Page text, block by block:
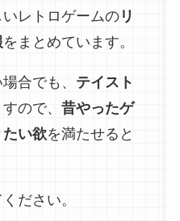
レトロゲームのリ
をまとめています。
合でも、 テイスト
ので、 昔やったゲ
い欲を満たせると
ださい。